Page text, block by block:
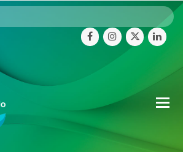
facebookinstagram
twitter